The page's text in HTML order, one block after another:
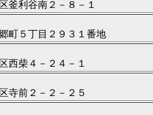
釜利谷南２－８－１
町５丁目２９３１番地
西柴４－２４－１
寺前２－２－２５